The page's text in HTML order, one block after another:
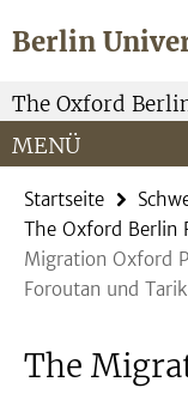
direkt
Inhalt
Berlin
Service-
Navigation
The Oxford
MENÜ
Startseite
The Oxford Berlin
Migration Oxford
Foroutan und
The